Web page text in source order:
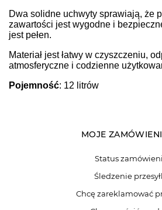
Dwa solidne uchwyty sprawiają, że
zawartości jest wygodne i
jest pełen.
Materiał jest łatwy w czyszczeniu,
atmosferyczne i codzienne
Pojemność: 12 litrów
MOJE
Status
Śledzenie
Chcę zareklamować